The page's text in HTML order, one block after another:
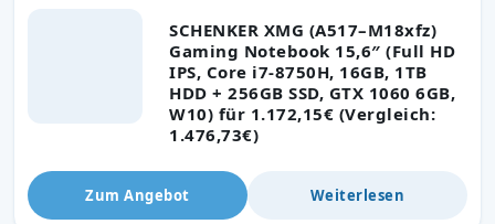
SCHENKER XMG (A517–M18xfz)
Gaming Notebook 15,6″ (Full HD
IPS, Core i7-8750H, 16GB, 1TB
HDD + 256GB SSD, GTX 1060 6GB,
W10) für 1.172,15€ (Vergleich:
1.476,73€)
Zum Angebot Weiterlesen